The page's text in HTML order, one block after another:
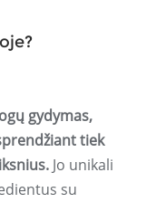
gydymas,
tiek
Jo unikali
su